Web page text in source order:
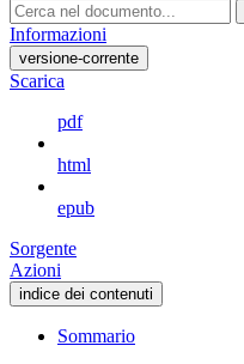
Informazioni
versione-corrente
Scarica
pdf
html
epub
Sorgente
Azioni
indice dei contenuti
Sommario